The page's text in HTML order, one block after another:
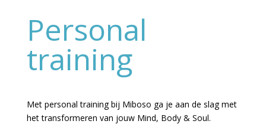
Personal
training
Met personal training bij Miboso ga je aan de slag met
het transformeren van jouw Mind, Body & Soul.